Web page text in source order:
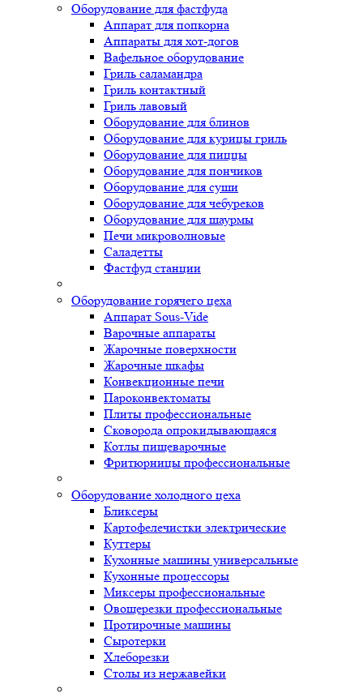
Оборудование для фастфуда
Аппарат для попкорна
Аппараты для хот-догов
Вафельное оборудование
Гриль саламандра
Гриль контактный
Гриль лавовый
Оборудование для блинов
Оборудование для курицы гриль
Оборудование для пиццы
Оборудование для пончиков
Оборудование для суши
Оборудование для чебуреков
Оборудование для шаурмы
Печи микроволновые
Саладетты
Фастфуд станции
Оборудование горячего цеха
Аппарат Sous-Vide
Варочные аппараты
Жарочные поверхности
Жарочные шкафы
Конвекционные печи
Пароконвектоматы
Плиты профессиональные
Сковорода опрокидывающаяся
Котлы пищеварочные
Фритюрницы профессиональные
Оборудование холодного цеха
Бликсеры
Картофелечистки электрические
Куттеры
Кухонные машины универсальные
Кухонные процессоры
Миксеры профессиональные
Овощерезки профессиональные
Протирочные машины
Сыротерки
Хлеборезки
Столы из нержавейки